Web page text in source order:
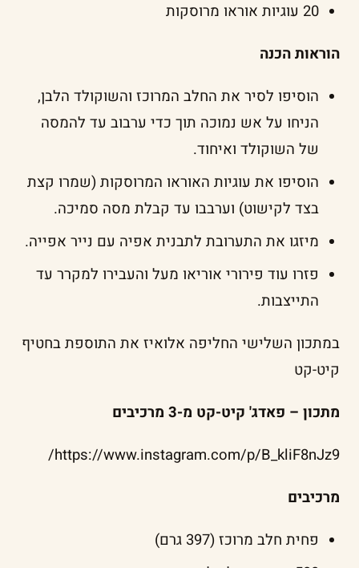
20 עוגיות אוראו מרוסקות
הוראות הכנה
הוסיפו לסיר את החלב המרוכז והשוקולד הלבן,
הניחו על אש נמוכה תוך כדי ערבוב עד להמסה
של השוקולד ואיחוד.
הוסיפו את עוגיות האוראו המרוסקות (שמרו קצת
בצד לקישוט) וערבבו עד קבלת מסה סמיכה.
מיזגו את התערובת לתבנית אפיה עם נייר אפייה.
פזרו עוד פירורי אוריאו מעל והעבירו למקרר עד
התייצבות.
במתכון השלישי החליפה אלואיז את התוספת בחטיף
קיט-קט
מתכון – פאדג' קיט-קט מ-3 מרכיבים
https://www.instagram.com/p/B_kliF8nJz9/
מרכיבים
פחית חלב מרוכז (397 גרם)